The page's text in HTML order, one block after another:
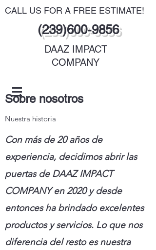
CALL US FOR A FREE ESTIMATE!
(239)600-9856
DAAZ IMPACT
COMPANY
FREE
Sobre nosotros
Nuestra historia
Con más de 20 años de
experiencia, decidimos abrir las
puertas de DAAZ IMPACT
COMPANY en 2020 y desde
entonces ha brindado excelentes
productos y servicios. Lo que nos
diferencia del resto es nuestra